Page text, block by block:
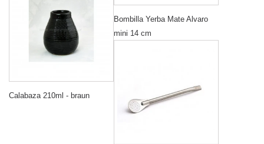
Calabaza 210ml - braun
Bombilla Yerba Mate Alvaro
mini 14 cm